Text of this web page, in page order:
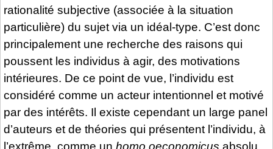
rationalité subjective (associée à la situation
particulière) du sujet via un idéal-type. C’est donc
principalement une recherche des raisons qui
poussent les individus à agir, des motivations
intérieures. De ce point de vue, l’individu est
considéré comme un acteur intentionnel et motivé
par des intérêts. Il existe cependant un large panel
d’auteurs et de théories qui présentent l’individu, à
l’extrême, comme un homo oeconomicus absolu